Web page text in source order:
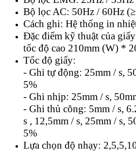
Bộ lọc AC: 50Hz / 60Hz
Cách ghi: Hệ thống in
Đặc điểm kỹ thuật của
tốc độ cao 210mm (W) *
Tốc độ giấy:
- Ghi tự động: 25mm / s,
5%
- Ghi nhịp: 25mm / s,
- Ghi thủ công: 5mm / s,
s , 12,5mm / s, 25mm / s,
5%
Lựa chọn độ nhạy: